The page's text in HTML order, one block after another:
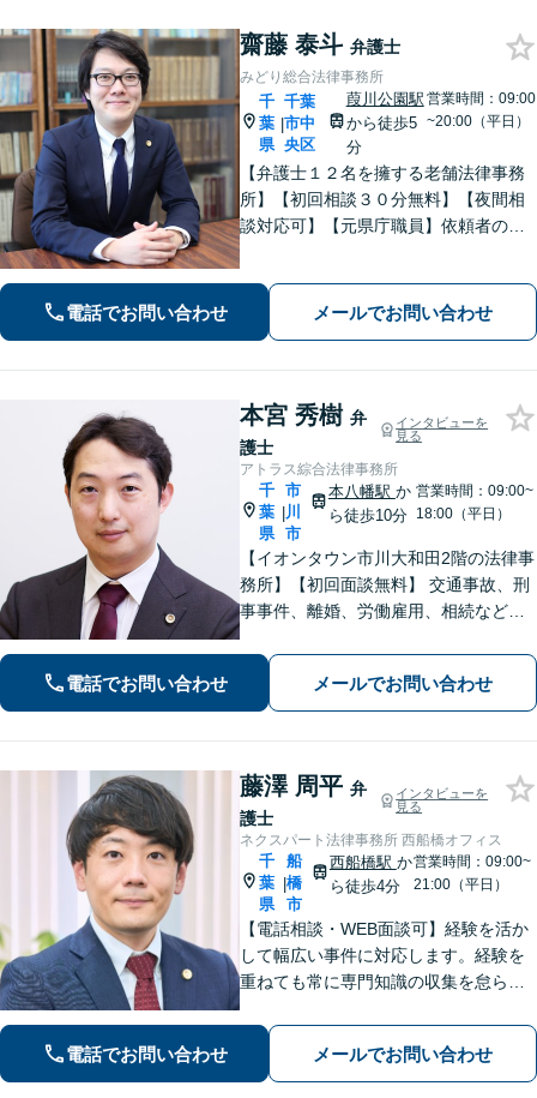
齋藤 泰斗 弁護士
みどり総合法律事務所
千
葉
県
|
千葉
市中
央区
葭川公園駅
から徒歩5
分
営業時間：09:00
~20:00（平日）
【弁護士１２名を擁する老舗法律事務
所】【初回相談３０分無料】【夜間相
談対応可】【元県庁職員】依頼者の方
法律事務所です。
電話でお問い合わせ メールでお問い合わせ
本宮 秀樹 弁
護士
インタビューを
見る
アトラス綜合法律事務所
千
葉
県
|
市
川
市
本八幡駅 か
ら徒歩10分
営業時間：09:00~
18:00（平日）
【イオンタウン市川大和田2階の法律事
務所】【初回面談無料】 交通事故、刑
事事件、離婚、労働雇用、相続などの
経験15年以上】依頼者様に寄り添い、
解決へと導きます【電話相談可】【本
八幡駅9分】
電話でお問い合わせ メールでお問い合わせ
藤澤 周平 弁
護士
インタビューを
見る
ネクスパート法律事務所 西船橋オフィス
千
葉
県
|
船
橋
市
西船橋駅 か
ら徒歩4分
営業時間：09:00~
21:00（平日）
【電話相談・WEB面談可】経験を活か
して幅広い事件に対応します。経験を
重ねても常に専門知識の収集を怠ら
解決方法を一緒に探します。初回無料
相談もありますのでお気軽に、そして
お早めにご相談ください。
電話でお問い合わせ メールでお問い合わせ